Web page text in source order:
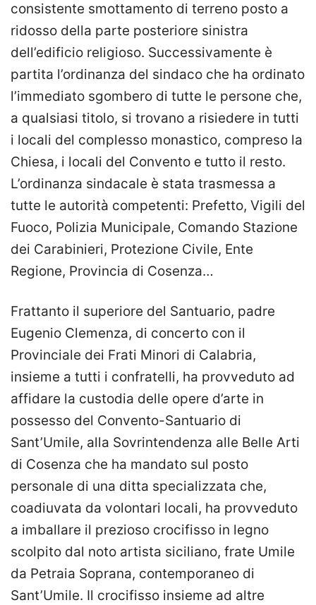
consistente smottamento di terreno posto a
ridosso della parte posteriore sinistra
dell’edificio religioso. Successivamente è
partita l’ordinanza del sindaco che ha ordinato
l’immediato sgombero di tutte le persone che,
a qualsiasi titolo, si trovano a risiedere in tutti
i locali del complesso monastico, compreso la
Chiesa, i locali del Convento e tutto il resto.
L’ordinanza sindacale è stata trasmessa a
tutte le autorità competenti: Prefetto, Vigili del
Fuoco, Polizia Municipale, Comando Stazione
dei Carabinieri, Protezione Civile, Ente
Regione, Provincia di Cosenza…
Frattanto il superiore del Santuario, padre
Eugenio Clemenza, di concerto con il
Provinciale dei Frati Minori di Calabria,
insieme a tutti i confratelli, ha provveduto ad
affidare la custodia delle opere d’arte in
possesso del Convento-Santuario di
Sant’Umile, alla Sovrintendenza alle Belle Arti
di Cosenza che ha mandato sul posto
personale di una ditta specializzata che,
coadiuvata da volontari locali, ha provveduto
a imballare il prezioso crocifisso in legno
scolpito dal noto artista siciliano, frate Umile
da Petraia Soprana, contemporaneo di
Sant’Umile. Il crocifisso insieme ad altre